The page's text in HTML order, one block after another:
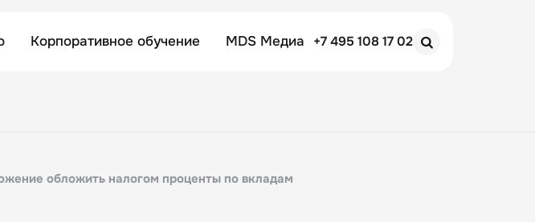
+7 495 108 17 02
Корпоративное обучение MDS Медиа
обложить налогом проценты по вкладам